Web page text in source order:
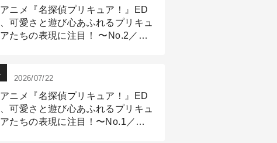
アニメ『名探偵プリキュア！』ED
、可愛さと遊び心あふれるプリキュ
アたちの表現に注目！ 〜No.2／モ
2026/07/22
アニメ『名探偵プリキュア！』ED
、可愛さと遊び心あふれるプリキュ
アたちの表現に注目！〜No.1／演